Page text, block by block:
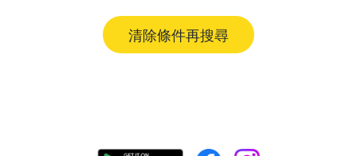
清除條件再搜尋